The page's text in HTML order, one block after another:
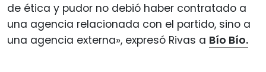
de ética y pudor no debió haber contratado a
una agencia relacionada con el partido, sino a
una agencia externa», expresó Rivas a Bío Bío.